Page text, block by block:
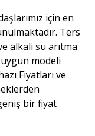
için en
Ters
alkali su arıtma
uygun modeli
Fiyatları ve
bir fiyat